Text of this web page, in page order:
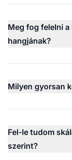
Meg fog felelni
hangjának?
Milyen gyorsan
Fel-le tudom
szerint?